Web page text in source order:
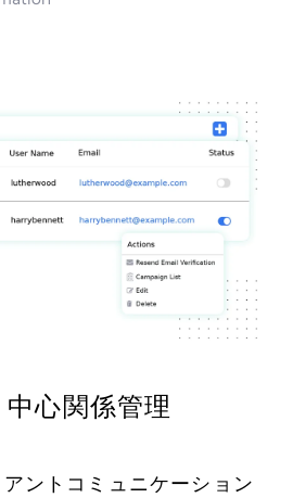
心関係管理
ントコミュニケーション